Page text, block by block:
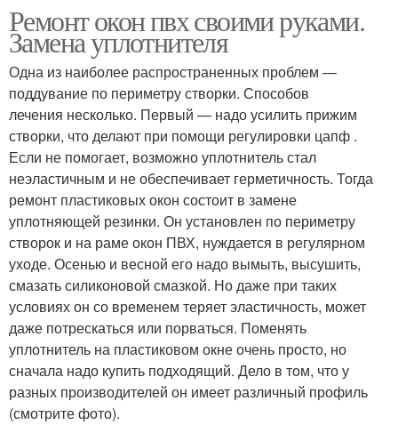
Ремонт окон пвх своими руками.
Замена уплотнителя
Одна из наиболее распространенных проблем —
поддувание по периметру створки. Способов
лечения несколько. Первый — надо усилить прижим
створки, что делают при помощи регулировки цапф .
Если не помогает, возможно уплотнитель стал
неэластичным и не обеспечивает герметичность. Тогда
ремонт пластиковых окон состоит в замене
уплотняющей резинки. Он установлен по периметру
створок и на раме окон ПВХ, нуждается в регулярном
уходе. Осенью и весной его надо вымыть, высушить,
смазать силиконовой смазкой. Но даже при таких
условиях он со временем теряет эластичность, может
даже потрескаться или порваться. Поменять
уплотнитель на пластиковом окне очень просто, но
сначала надо купить подходящий. Дело в том, что у
разных производителей он имеет различный профиль
(смотрите фото).